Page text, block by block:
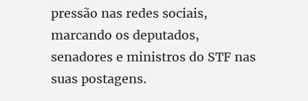
pressão nas redes sociais,
marcando os deputados,
senadores e ministros do STF nas
suas postagens.